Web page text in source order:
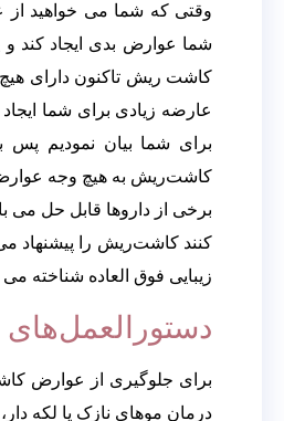
وقتی که شما می خواهید از
شما عوارض بدی ایجاد کند و
کاشت ریش تاکنون دارای هیچ
عارضه زیادی برای شما
برای شما بیان نمودیم پس
کاشت‌ریش به هیچ وجه عوارض
برخی از داروها قابل حل می
کنند کاشت‌ریش را پیشنهاد
زیبایی فوق العاده شناخته
برای جلوگیری از عوارض